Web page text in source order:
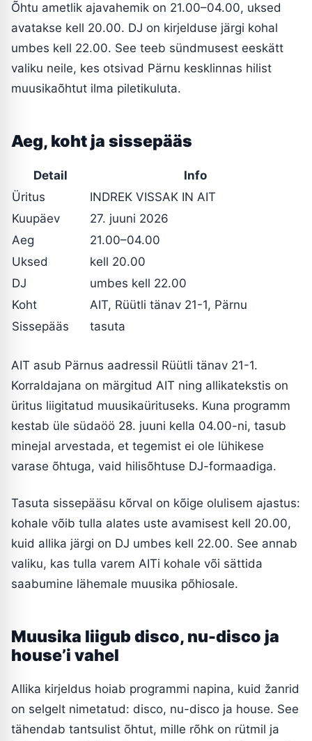
Õhtu ametlik ajavahemik on 21.00–04.00, uksed
avatakse kell 20.00. DJ on kirjelduse järgi kohal
umbes kell 22.00. See teeb sündmusest eeskätt
valiku neile, kes otsivad Pärnu kesklinnas hilist
muusikaõhtut ilma piletikuluta.
Aeg, koht ja sissepääs
Detail
Info
Üritus
INDREK VISSAK IN AIT
Kuupäev
27. juuni 2026
Aeg
21.00–04.00
Uksed
kell 20.00
DJ
umbes kell 22.00
Koht
AIT, Rüütli tänav 21-1, Pärnu
Sissepääs
tasuta
AIT asub Pärnus aadressil Rüütli tänav 21-1.
Korraldajana on märgitud AIT ning allikatekstis on
üritus liigitatud muusikaürituseks. Kuna programm
kestab üle südaöö 28. juuni kella 04.00-ni, tasub
minejal arvestada, et tegemist ei ole lühikese
varase õhtuga, vaid hilisõhtuse DJ-formaadiga.
Tasuta sissepääsu kõrval on kõige olulisem ajastus:
kohale võib tulla alates uste avamisest kell 20.00,
kuid allika järgi on DJ umbes kell 22.00. See annab
valiku, kas tulla varem AITi kohale või sättida
saabumine lähemale muusika põhiosale.
Muusika liigub disco, nu-disco ja
house’i vahel
Allika kirjeldus hoiab programmi napina, kuid žanrid
on selgelt nimetatud: disco, nu-disco ja house. See
tähendab tantsulist õhtut, mille rõhk on rütmil ja